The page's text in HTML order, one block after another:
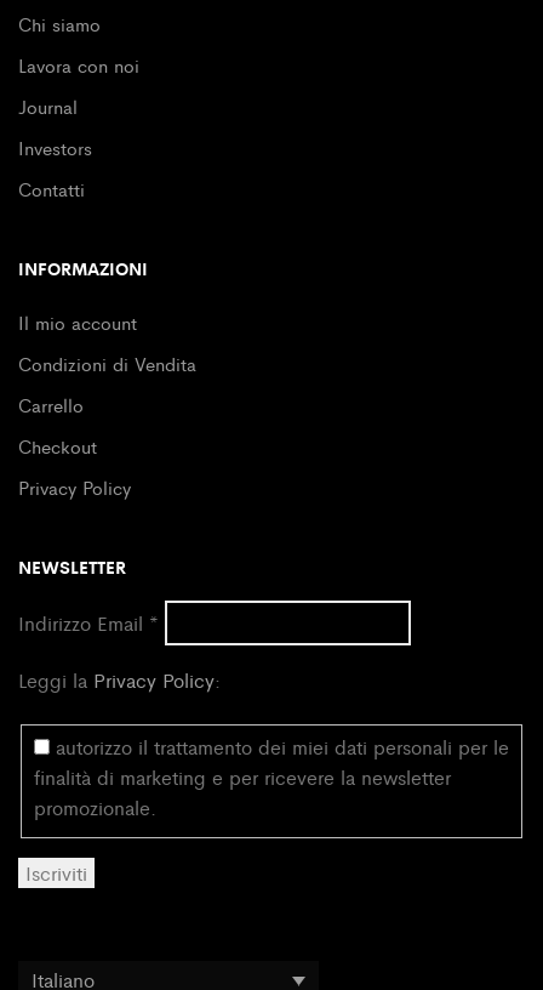
Chi siamo
Lavora con noi
Journal
Investors
Contatti
INFORMAZIONI
Il mio account
Condizioni di Vendita
Carrello
Checkout
Privacy Policy
NEWSLETTER
Indirizzo Email *
Leggi la Privacy Policy:
autorizzo il trattamento dei miei dati personali per le
finalità di marketing e per ricevere la newsletter
promozionale.
Italiano